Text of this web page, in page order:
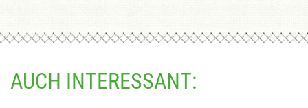
AUCH INTERESSANT: